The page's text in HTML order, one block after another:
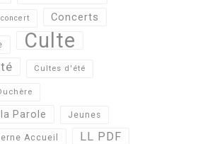
concert Concerts
Culte
Cultes d'été
Parole Jeunes
Accueil LL PDF